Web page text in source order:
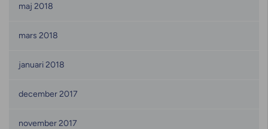
maj 2018
mars 2018
januari 2018
december 2017
november 2017